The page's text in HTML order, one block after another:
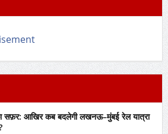
सफ़र: आखिर कब बदलेगी लखनऊ–मुंबई रेल यात्रा